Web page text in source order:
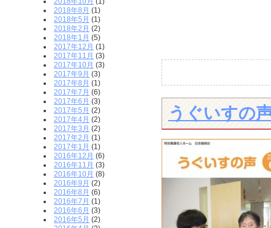
2018年8月 (1)
2018年5月 (1)
2018年2月 (2)
2018年1月 (5)
2017年12月 (1)
2017年11月 (3)
2017年10月 (3)
2017年9月 (3)
2017年8月 (1)
2017年7月 (6)
2017年6月 (3)
2017年5月 (2)
2017年4月 (2)
2017年3月 (2)
2017年2月 (1)
2017年1月 (1)
2016年12月 (6)
2016年11月 (3)
2016年10月 (8)
2016年9月 (2)
2016年8月 (6)
2016年7月 (1)
2016年6月 (3)
2016年5月 (2)
うぐいすの